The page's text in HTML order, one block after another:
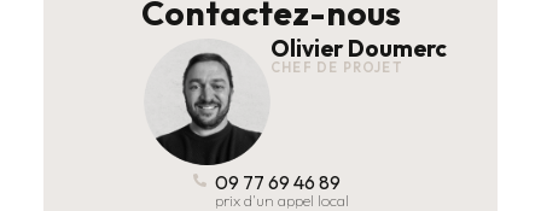
Contactez-nous
Olivier Doumerc
CHEF DE PROJET
09 77 69 46 89
prix d'un appel local